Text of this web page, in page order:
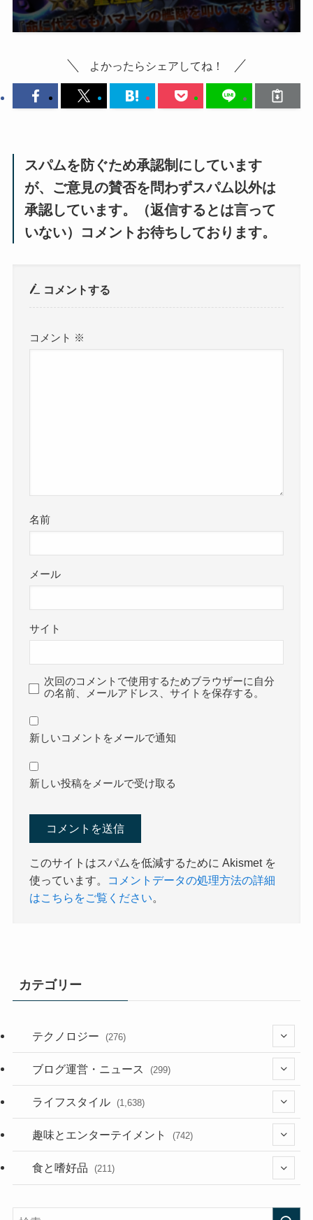
よかったらシェアしてね！
スパムを防ぐため承認制にしています
が、ご意見の賛否を問わずスパム以外は
承認しています。（返信するとは言って
いない）コメントお待ちしております。
コメントする
コメント ※
名前
メール
サイト
次回のコメントで使用するためブラウザーに自分
の名前、メールアドレス、サイトを保存する。
新しいコメントをメールで通知
新しい投稿をメールで受け取る
このサイトはスパムを低減するために Akismet を
使っています。
コメントデータの処理方法の詳細
はこちらをご覧ください。
カテゴリー
テクノロジー (276)
(36)
(187)
ブログ運営・ニュース (299)
(118)
(181)
ライフスタイル (1,638)
(394)
(282)
趣味とエンターテイメント (742)
(56)
食と嗜好品 (211)